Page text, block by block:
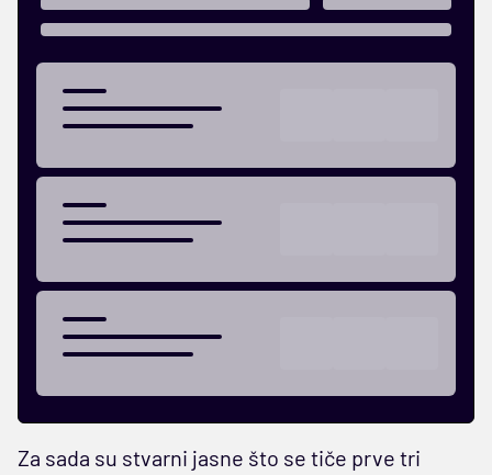
Za sada su stvarni jasne što se tiče prve tri